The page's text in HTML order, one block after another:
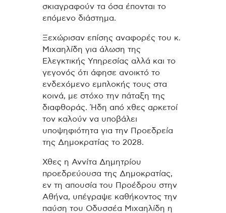
σκιαγραφούν τα όσα έπονται το
επόμενο διάστημα.
Ξεχώρισαν επίσης αναφορές του κ.
Μιχαηλίδη για άλωση της
Ελεγκτικής Υπηρεσίας αλλά και το
γεγονός ότι άφησε ανοικτό το
ενδεχόμενο εμπλοκής τους στα
κοινά, με στόχο την πάταξη της
διαφθοράς. Ήδη από χθες αρκετοί
τον καλούν να υποβάλει
υποψηφιότητα για την Προεδρεία
της Δημοκρατίας το 2028.
Χθες η Αννίτα Δημητρίου
προεδρεύουσα της Δημοκρατίας,
εν τη απουσία του Προέδρου στην
Αθήνα, υπέγραψε καθήκοντος την
παύση του Οδυσσέα Μιχαηλίδη η